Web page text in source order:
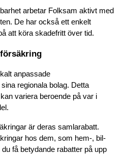
arbetar Folksam aktivt med
De har också ett enkelt
att köra skadefritt över tid.
anpassade
regionala bolag. Detta
variera beroende på var i
är deras samlarabatt.
hos dem, som hem-, bil-
få betydande rabatter på upp